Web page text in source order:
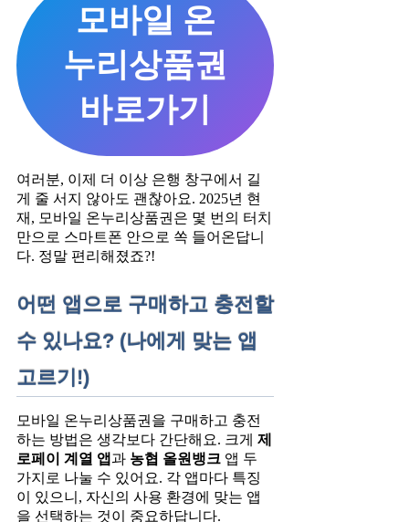
모바일 온
누리상품권
바로가기
여러분, 이제 더 이상 은행 창구에서 길
게 줄 서지 않아도 괜찮아요. 2025년 현
재, 모바일 온누리상품권은 몇 번의 터치
만으로 스마트폰 안으로 쏙 들어온답니
다. 정말 편리해졌죠?!
어떤 앱으로 구매하고 충전할
수 있나요? (나에게 맞는 앱
고르기!)
모바일 온누리상품권을 구매하고 충전
하는 방법은 생각보다 간단해요. 크게 제
로페이 계열 앱과 농협 올원뱅크 앱 두
가지로 나눌 수 있어요. 각 앱마다 특징
이 있으니, 자신의 사용 환경에 맞는 앱
을 선택하는 것이 중요하답니다.